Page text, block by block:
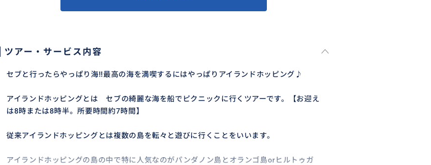
ツアー・サービス内容
セブと行ったらやっぱり海!!最高の海を満喫するにはやっぱりアイランドホッピング♪
アイランドホッピングとは セブの綺麗な海を船でピクニックに行くツアーです。【お迎え
は8時または8時半。所要時間約7時間】
従来アイランドホッピングとは複数の島を転々と遊びに行くことをいいます。
アイランドホッピングの島の中で特に人気なのがパンダノン島とオランゴ島orヒルトゥガ